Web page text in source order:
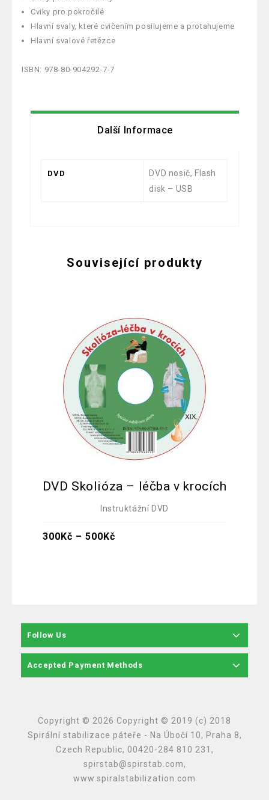
Cviky pro pokročilé
Hlavní svaly, které cvičením posilujeme a protahujeme
Hlavní svalové řetězce
ISBN: 978-80-904292-7-7
Další Informace
DVD
DVD nosič, Flash
disk – USB
Související produkty
DVD Skolióza – léčba v krocích
Instruktážní DVD
300Kč – 500Kč
Follow Us
Accepted Payment Methods
Copyright © 2026 Copyright © 2019 (c) 2018
Spirální stabilizace páteře - Na Úbočí 10, Praha 8,
Czech Republic, 00420-284 810 231,
spirstab@spirstab.com,
www.spiralstabilization.com